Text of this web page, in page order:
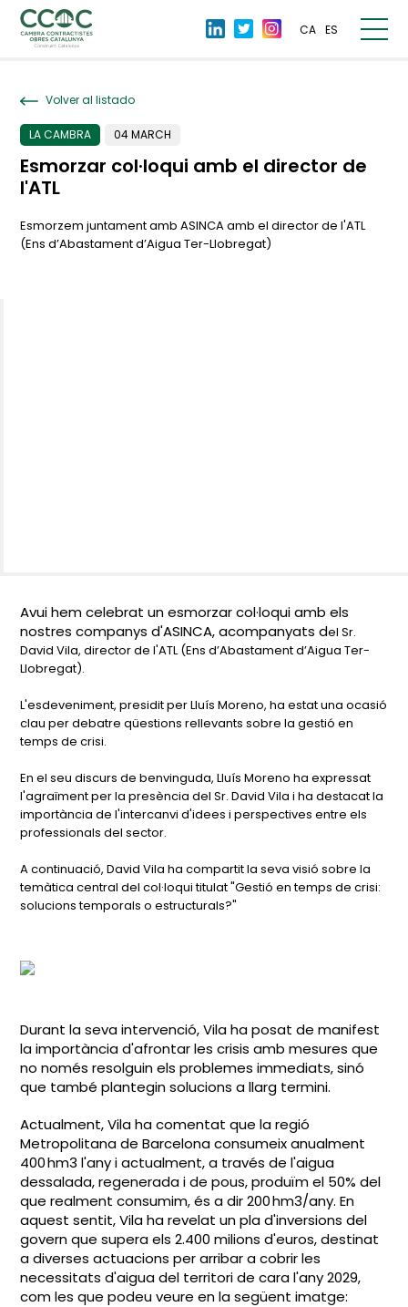
CA ES
Volver al listado
LA CAMBRA 04 MARCH
Esmorzar col·loqui amb el director de
l'ATL
Esmorzem juntament amb ASINCA amb el director de l'ATL
(Ens d’Abastament d’Aigua Ter-Llobregat)
Avui hem celebrat un esmorzar col·loqui amb els
nostres companys d'ASINCA,acompanyats del Sr.
David Vila, director de l'ATL (Ens d’Abastament d’Aigua Ter-
Llobregat).
L'esdeveniment, presidit per Lluís Moreno, ha estat una ocasió
clau per debatre qüestions rellevants sobre la gestió en
temps de crisi.
En el seu discurs de benvinguda, Lluís Moreno ha expressat
l'agraïment per la presència del Sr. David Vila i ha destacat la
importància de l'intercanvi d'idees i perspectives entre els
professionals del sector.
A continuació, David Vila ha compartit la seva visió sobre la
temàtica central del col·loqui titulat "Gestió en temps de crisi:
solucions temporals o estructurals?"
Durant la seva intervenció, Vila ha posat de manifest
la importància d'afrontar les crisis amb mesures que
no només resolguin els problemes immediats, sinó
que també plantegin solucions a llarg termini.
Actualment, Vila ha comentat que la regió
Metropolitana de Barcelona consumeix anualment
400 hm3 l'any i actualment, a través de l'aigua
dessalada, regenerada i de pous, produïm el 50% del
que realment consumim, és a dir 200 hm3/any. En
aquest sentit, Vilaha revelat un pla d'inversions del
govern que supera els 2.400 milions d'euros, destinat
a diverses actuacions per arribar a cobrir les
necessitats d'aigua del territori de cara l'any 2029,
com les que podeu veure en lasegüentimatge: